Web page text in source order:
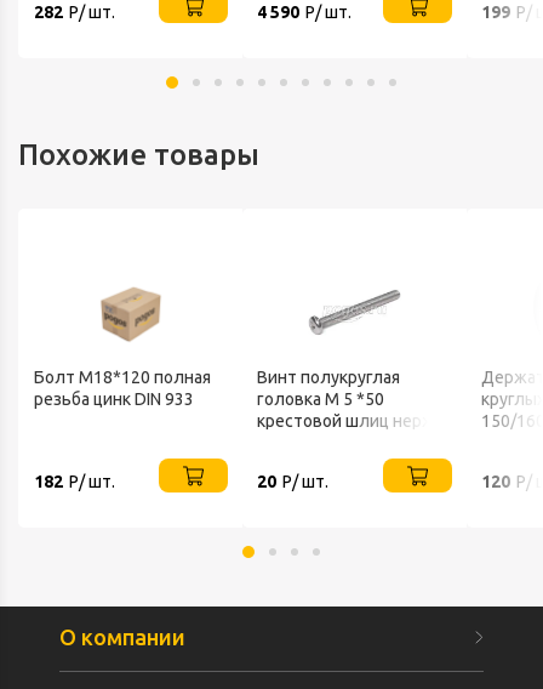
282 Р/ шт. 4 590 Р/ шт. 199 Р/
Похожие товары
Болт М18*120 полная
резьба цинк DIN 933
182 Р/ шт.
Винт полукруглая
головка М 5 *50
крестовой шлиц нерж
20 Р/ шт.
150/
120 Р/
О компании